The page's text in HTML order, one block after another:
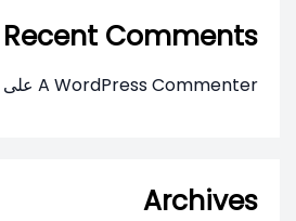
Recent Comments
A WordPress Commenter على
Archives